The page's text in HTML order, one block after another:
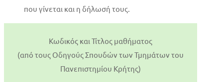
που γίνεται και η δήλωσή τους.
Κωδικός και Τίτλος μαθήματος
(από τους Οδηγούς Σπουδών των Τμημάτων του
Πανεπιστημίου Κρήτης)